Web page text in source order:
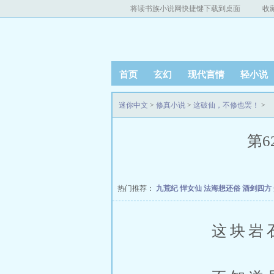
将读书族小说网快捷键下载到桌面 收
首页 玄幻 现代言情 轻小说
迷你中文 > 修真小说 > 这破仙，不修也罢！ >
第
热门推荐： 九荒纪悍女仙 法海想还俗 酒剑四方
这块岩石